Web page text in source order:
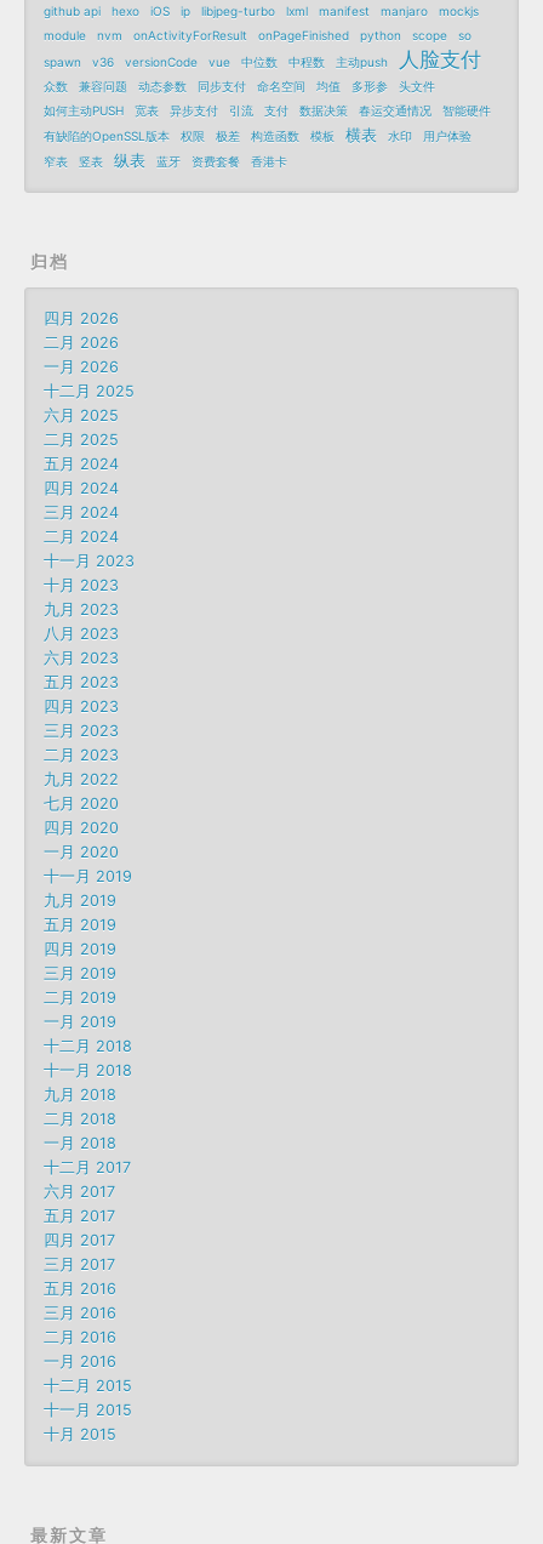
github api hexo iOS ip libjpeg-turbo lxml manifest manjaro
mockjs
module
nvm onActivityForResult onPageFinished python scope
so
spawn
v36 versionCode vue 中位数 中程数 主动push 人脸支付
众数 兼容问题 动态参数 同步支付 命名空间 均值 多形参
头文件
如何主动PUSH
宽表 异步支付 引流 支付 数据决策 春运交通情况
智能硬件
有缺陷的OpenSSL版本
权限 极差 构造函数 模板 横表 水印
用户体验
窄表
竖表 纵表 蓝牙 资费套餐 香港卡
归档
四月 2026
二月 2026
一月 2026
十二月 2025
六月 2025
二月 2025
五月 2024
四月 2024
三月 2024
二月 2024
十一月 2023
十月 2023
九月 2023
八月 2023
六月 2023
五月 2023
四月 2023
三月 2023
二月 2023
九月 2022
七月 2020
四月 2020
一月 2020
十一月 2019
九月 2019
五月 2019
四月 2019
三月 2019
二月 2019
一月 2019
十二月 2018
十一月 2018
九月 2018
二月 2018
一月 2018
十二月 2017
六月 2017
五月 2017
四月 2017
三月 2017
五月 2016
三月 2016
二月 2016
一月 2016
十二月 2015
十一月 2015
十月 2015
最新文章